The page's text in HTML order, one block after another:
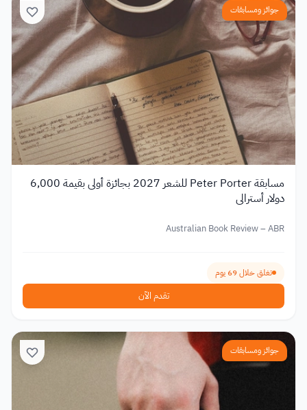
جوائز ومسابقات
مسابقة Peter Porter للشعر 2027 بجائزة أولى بقيمة 6,000
دولار أسترالي
Australian Book Review – ABR
تغلق خلال 69 يوم
تقدم الآن
جوائز ومسابقات